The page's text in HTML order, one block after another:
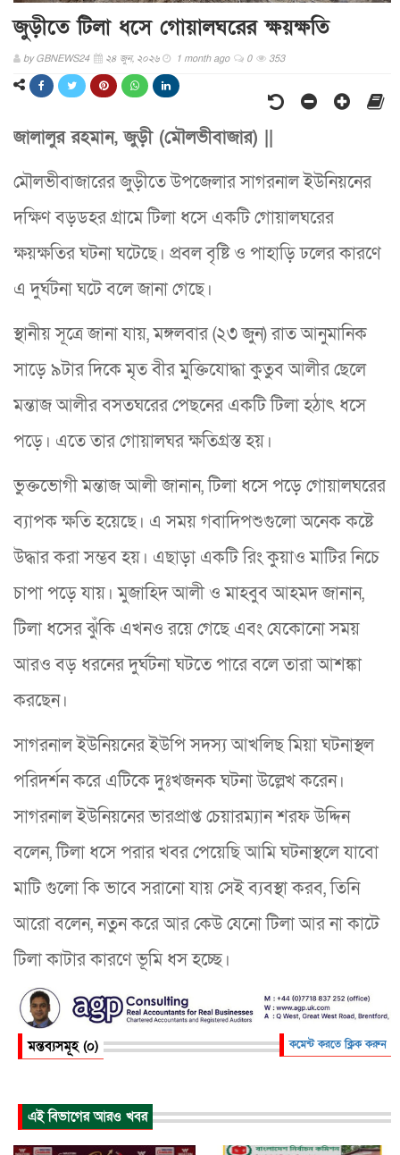
জুড়ীতে টিলা ধসে গোয়ালঘরের ক্ষয়ক্ষতি
byGBNEWS24 ২৪ জুন, ২০২৬ 1 month ago 0 353
জালালুর রহমান, জুড়ী (মৌলভীবাজার) ||
মৌলভীবাজারের জুড়ীতে উপজেলার সাগরনাল ইউনিয়নের
দক্ষিণ বড়ডহর গ্রামে টিলা ধসে একটি গোয়ালঘরের
ক্ষয়ক্ষতির ঘটনা ঘটেছে। প্রবল বৃষ্টি ও পাহাড়ি ঢলের কারণে
এ দুর্ঘটনা ঘটে বলে জানা গেছে।
স্থানীয় সূত্রে জানা যায়, মঙ্গলবার (২৩ জুন) রাত আনুমানিক
সাড়ে ৯টার দিকে মৃত বীর মুক্তিযোদ্ধা কুতুব আলীর ছেলে
মন্তাজ আলীর বসতঘরের পেছনের একটি টিলা হঠাৎ ধসে
পড়ে। এতে তার গোয়ালঘর ক্ষতিগ্রস্ত হয়।
ভুক্তভোগী মন্তাজ আলী জানান, টিলা ধসে পড়ে গোয়ালঘরের
ব্যাপক ক্ষতি হয়েছে। এ সময় গবাদিপশুগুলো অনেক কষ্টে
উদ্ধার করা সম্ভব হয়। এছাড়া একটি রিং কুয়াও মাটির নিচে
চাপা পড়ে যায়। মুজাহিদ আলী ও মাহবুব আহমদ জানান,
টিলা ধসের ঝুঁকি এখনও রয়ে গেছে এবং যেকোনো সময়
আরও বড় ধরনের দুর্ঘটনা ঘটতে পারে বলে তারা আশঙ্কা
করছেন।
সাগরনাল ইউনিয়নের ইউপি সদস্য আখলিছ মিয়া ঘটনাস্থল
পরিদর্শন করে এটিকে দুঃখজনক ঘটনা উল্লেখ করেন।
সাগরনাল ইউনিয়নের ভারপ্রাপ্ত চেয়ারম্যান শরফ উদ্দিন
বলেন, টিলা ধসে পরার খবর পেয়েছি আমি ঘটনাস্থলে যাবো
মাটি গুলো কি ভাবে সরানো যায় সেই ব্যবস্থা করব, তিনি
আরো বলেন, নতুন করে আর কেউ যেনো টিলা আর না কাটে
টিলা কাটার কারণে ভূমি ধস হচ্ছে।
মন্তব্যসমূহ (০) কমেন্ট করতে ক্লিক করুন
এই বিভাগের আরও খবর